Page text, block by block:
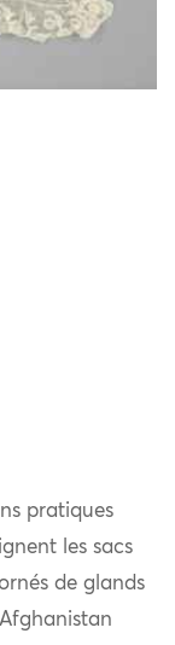
pratiques
les sacs
de glands